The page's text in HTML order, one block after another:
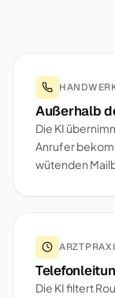
Außerhalb
Die KI
Anrufer
wütenden
Die KI filtert